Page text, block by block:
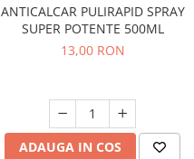
ANTICALCAR PULIRAPID SPRAY
SUPER POTENTE 500ML
13,00 RON
ADAUGA IN COS